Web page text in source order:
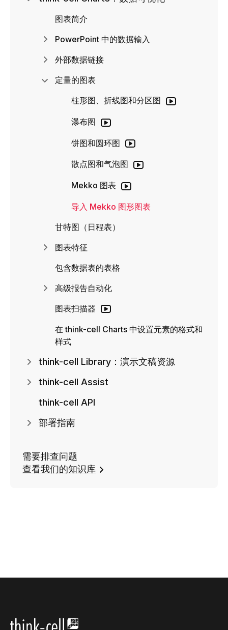
图表简介
PowerPoint 中的数据输入
外部数据链接
定量的图表
柱形图、折线图和分区图
瀑布图
饼图和圆环图
散点图和气泡图
Mekko 图表
导入 Mekko 图形图表
甘特图（日程表）
图表特征
包含数据表的表格
高级报告自动化
图表扫描器
在 think-cell Charts 中设置元素的格式和
样式
think-cell Library：演示文稿资源
think-cell Assist
think-cell API
部署指南
需要排查问题
查看我们的知识库